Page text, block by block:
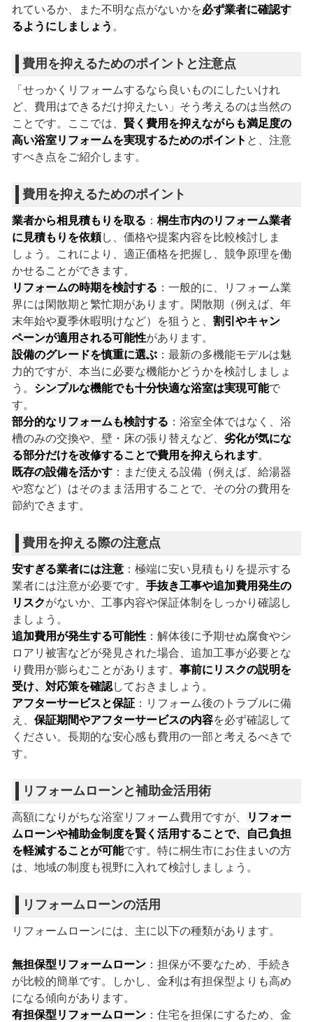
れているか、また不明な点がないかを必ず業者に確認す
るようにしましょう 。
費用を抑えるためのポイントと注意点
「せっかくリフォームするなら良いものにしたいけれ
ど、費用はできるだけ抑えたい」そう考えるのは当然の
ことです。ここでは、 賢く費用を抑えながらも満足度の
高い浴室リフォームを実現するためのポイント と、注意
すべき点をご紹介します。
費用を抑えるためのポイント
業者から相見積もりを取る ： 桐生市内のリフォーム業者
に見積もりを依頼し、価格や提案内容を比較検討しま
しょう。これにより、適正価格を把握し、競争原理を働
かせることができます。
リフォームの時期を検討する ：一般的に、リフォーム業
界には閑散期と繁忙期があります。閑散期（例えば、年
末年始や夏季休暇明けなど）を狙うと、 割引やキャン
ペーンが適用される可能性があります。
設備のグレードを慎重に選ぶ：最新の多機能モデルは魅
力的ですが、本当に必要な機能かどうかを検討しましょ
う。 シンプルな機能でも十分快適な浴室は実現可能で
す。
部分的なリフォームも検討する ：浴室全体ではなく、浴
槽のみの交換や、壁・床の張り替えなど、 劣化が気にな
る部分だけを改修することで費用を抑えられます。
既存の設備を活かす：まだ使える設備（例えば、給湯器
や窓など）はそのまま活用することで、その分の費用を
節約できます。
費用を抑える際の注意点
安すぎる業者には注意：極端に安い見積もりを提示する
業者には注意が必要です。 手抜き工事や追加費用発生の
リスクがないか、工事内容や保証体制をしっかり確認し
ましょう。
追加費用が発生する可能性：解体後に予期せぬ腐食やシ
ロアリ被害などが発見された場合、追加工事が必要とな
り費用が膨らむことがあります。 事前にリスクの説明を
受け、対応策を確認しておきましょう。
アフターサービスと保証：リフォーム後のトラブルに備
え、 保証期間やアフターサービスの内容を必ず確認して
ください。長期的な安心感も費用の一部と考えるべきで
す。
リフォームローンと補助金活用術
高額になりがちな浴室リフォーム費用ですが、
リフォー
ムローンや補助金制度を賢く活用することで、自己負担
を軽減することが可能です。特に桐生市にお住まいの方
は、地域の制度も視野に入れて検討しましょう。
リフォームローンの活用
リフォームローンには、主に以下の種類があります。
無担保型リフォームローン：担保が不要なため、手続き
が比較的簡単です。しかし、金利は有担保型よりも高め
になる傾向があります。
有担保型リフォームローン：住宅を担保にするため、金